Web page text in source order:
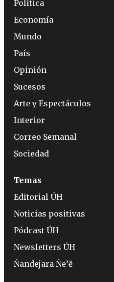
Política
Economía
Mundo
País
Opinión
Sucesos
Arte y Espectáculos
Interior
Correo Semanal
Sociedad
Temas
Editorial ÚH
Noticias positivas
Pódcast ÚH
Newsletters ÚH
Ñandejara Ñe’ẽ